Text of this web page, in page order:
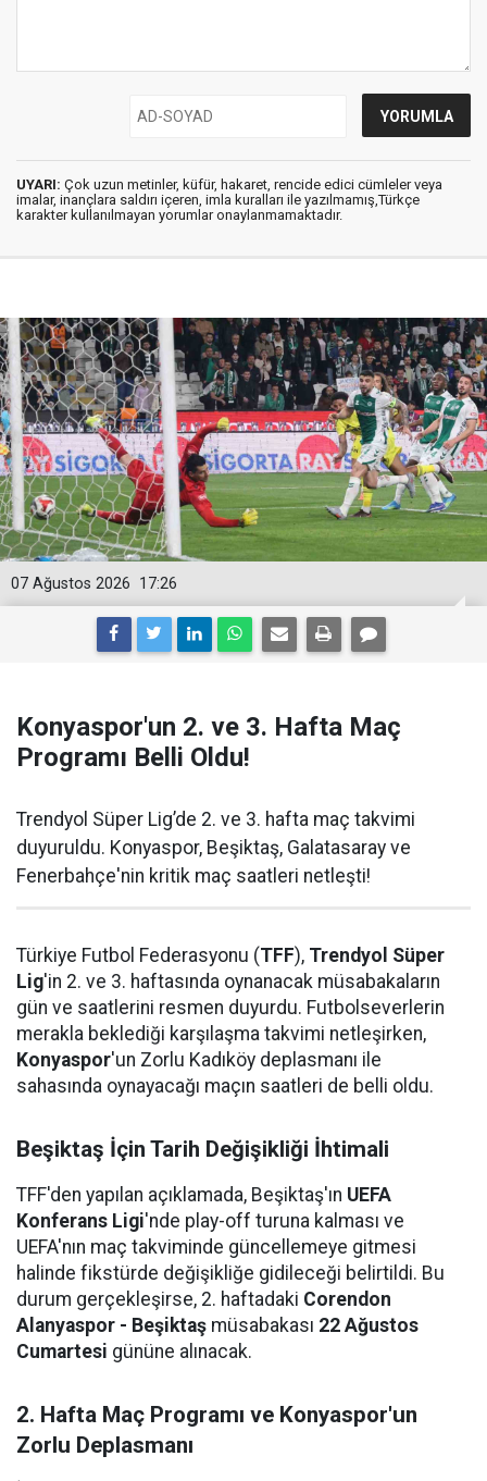
UYARI: Çok uzun metinler, küfür, hakaret, rencide edici cümleler veya
imalar, inançlara saldırı içeren, imla kuralları ile yazılmamış,Türkçe
karakter kullanılmayan yorumlar onaylanmamaktadır.
17:26
07 Ağustos 2026
Konyaspor'un 2. ve 3. Hafta Maç
Programı Belli Oldu!
Trendyol Süper Lig’de 2. ve 3. hafta maç takvimi
duyuruldu. Konyaspor, Beşiktaş, Galatasaray ve
Fenerbahçe'nin kritik maç saatleri netleşti!
Türkiye Futbol Federasyonu (TFF), Trendyol Süper
Lig'in 2. ve 3. haftasında oynanacak müsabakaların
gün ve saatlerini resmen duyurdu. Futbolseverlerin
merakla beklediği karşılaşma takvimi netleşirken,
Konyaspor'un Zorlu Kadıköy deplasmanı ile
sahasında oynayacağı maçın saatleri de belli oldu.
Beşiktaş İçin Tarih Değişikliği İhtimali
TFF'den yapılan açıklamada, Beşiktaş'ın UEFA
Konferans Ligi'nde play-off turuna kalması ve
UEFA'nın maç takviminde güncellemeye gitmesi
halinde fikstürde değişikliğe gidileceği belirtildi. Bu
durum gerçekleşirse, 2. haftadaki Corendon
Alanyaspor - Beşiktaş müsabakası 22 Ağustos
Cumartesi gününe alınacak.
2. Hafta Maç Programı ve Konyaspor'un
Zorlu Deplasmanı